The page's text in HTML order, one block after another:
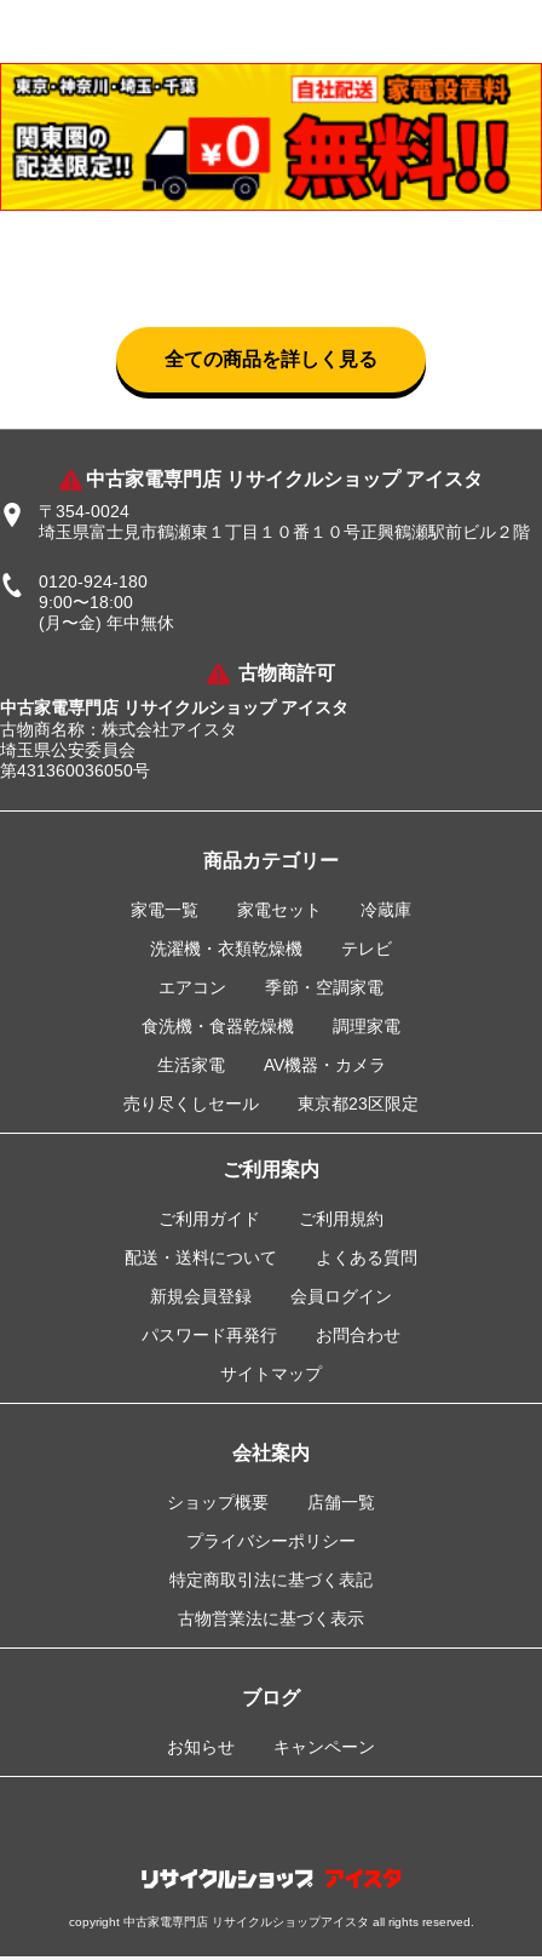
全ての商品を詳しく見る
中古家電専門店 リサイクルショップ アイスタ
〒354-0024
埼玉県富士見市鶴瀬東１丁目１０番１０号正興鶴瀬駅前ビル２階
0120-924-180
9:00〜18:00
(月〜金) 年中無休
古物商許可
中古家電専門店 リサイクルショップ アイスタ
古物商名称：株式会社アイスタ
埼玉県公安委員会
第431360036050号
商品カテゴリー
家電一覧 家電セット
冷蔵庫
洗濯機・衣類乾燥機
テレビ
エアコン
季節・空調家電
食洗機・食器乾燥機
調理家電
生活家電
AV機器・カメラ
売り尽くしセール
東京都23区限定
ご利用案内
ご利用ガイド
ご利用規約
配送・送料について
よくある質問
新規会員登録
会員ログイン
パスワード再発行
お問合わせ
サイトマップ
会社案内
ショップ概要
店舗一覧
プライバシーポリシー
特定商取引法に基づく表記
古物営業法に基づく表示
ブログ
お知らせ キャンペーン
copyright 中古家電専門店 リサイクルショップアイスタ all rights reserved.